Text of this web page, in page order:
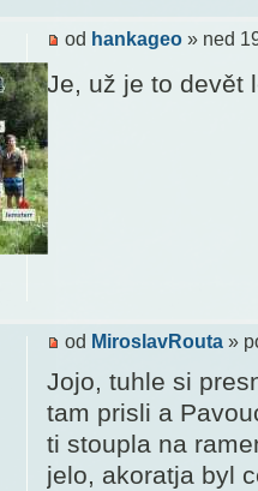
od hankageo» ned
Je, už je to devět
od MiroslavRouta»
Jojo, tuhle si
tam prisli a
ti stoupla na
jelo, akoratja byl